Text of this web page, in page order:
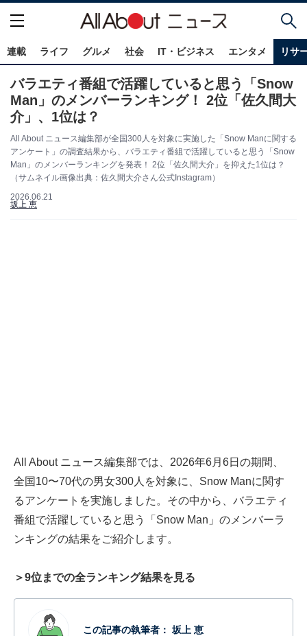
連載 ライフ グルメ 社会 IT・ビジネス エンタメ リサ
バラエティ番組で活躍していると思う「Snow
Man」のメンバーランキング！ 2位「佐久間大
介」、1位は？
All About ニュース編集部が全国300人を対象に実施した「Snow Manに関する
アンケート」の調査結果から、バラエティ番組で活躍していると思う「Snow
Man」のメンバーランキングを発表！ 2位「佐久間大介」を抑えた1位は？
（サムネイル画像出典：佐久間大介さん公式Instagram）
2026.06.21
坂上 恵
All About ニュース編集部では、2026年6月6日の期間、
全国10〜70代の男女300人を対象に、Snow Manに関す
るアンケートを実施しました。その中から、バラエティ
番組で活躍していると思う「Snow Man」のメンバーラ
ンキングの結果をご紹介します。
＞9位までの全ランキング結果を見る
この記事の執筆者： 坂上 恵